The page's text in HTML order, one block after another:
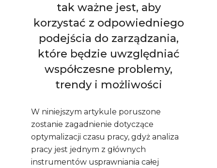
tak ważne jest, aby
korzystać z odpowiedniego
podejścia do zarządzania,
które będzie uwzględniać
współczesne problemy,
trendy i możliwości
W niniejszym artykule poruszone
zostanie zagadnienie dotyczące
optymalizacji czasu pracy, gdyż analiza
pracy jest jednym z głównych
instrumentów usprawniania całej